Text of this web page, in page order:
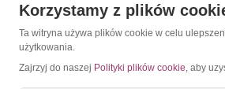
O Znaczkopol.pl
O nas
Korzystamy z plików
Ta witryna używa plików cookie w celu
użytkowania.
Zajrzyj do naszej Polityki plików cookie, aby